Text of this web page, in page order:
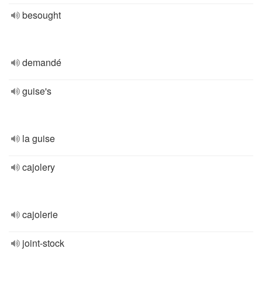
besought
demandé
guise's
la guise
cajolery
cajolerie
joint-stock